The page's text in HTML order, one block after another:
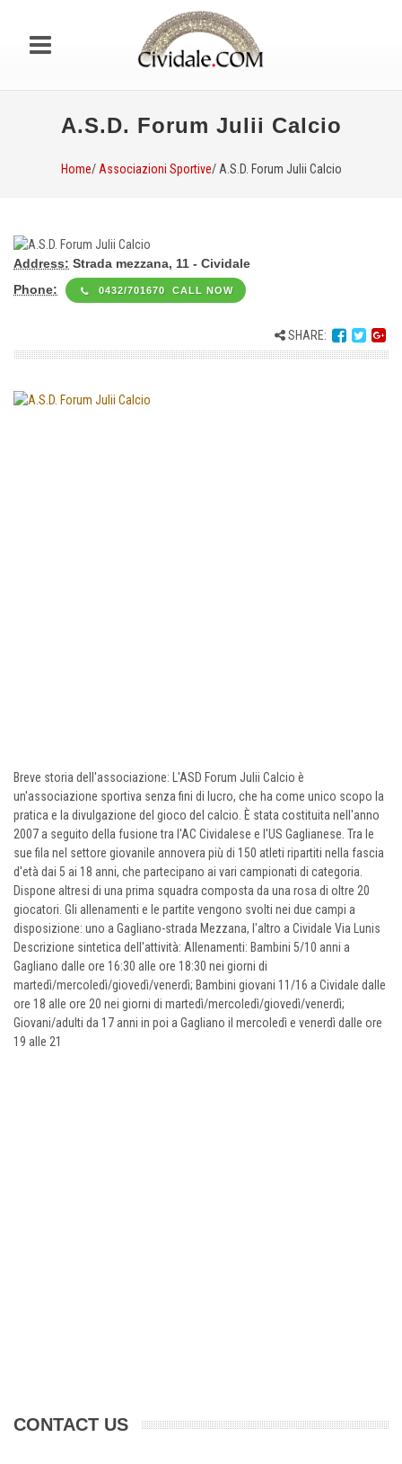
A.S.D. Forum Julii Calcio
Home/ Associazioni Sportive/ A.S.D. Forum Julii Calcio
Address: Strada mezzana, 11 - Cividale
Phone:
0432/701670 CALL NOW
SHARE:
Breve storia dell'associazione: L'ASD Forum Julii Calcio è
un'associazione sportiva senza fini di lucro, che ha come unico scopo la
pratica e la divulgazione del gioco del calcio. È stata costituita nell'anno
2007 a seguito della fusione tra l'AC Cividalese e l'US Gaglianese. Tra le
sue fila nel settore giovanile annovera più di 150 atleti ripartiti nella fascia
d'età dai 5 ai 18 anni, che partecipano ai vari campionati di categoria.
Dispone altresi di una prima squadra composta da una rosa di oltre 20
giocatori. Gli allenamenti e le partite vengono svolti nei due campi a
disposizione: uno a Gagliano-strada Mezzana, l'altro a Cividale Via Lunis
Descrizione sintetica dell'attività: Allenamenti: Bambini 5/10 anni a
Gagliano dalle ore 16:30 alle ore 18:30 nei giorni di
martedì/mercoledì/giovedì/venerdì; Bambini giovani 11/16 a Cividale dalle
ore 18 alle ore 20 nei giorni di martedì/mercoledì/giovedì/venerdì;
Giovani/adulti da 17 anni in poi a Gagliano il mercoledì e venerdì dalle ore
19 alle 21
CONTACT US